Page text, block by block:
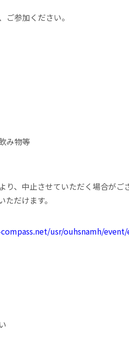
参加ください。
み物等
、中止させていただく場合がござ
だけます。
usr/ouhsnamh/